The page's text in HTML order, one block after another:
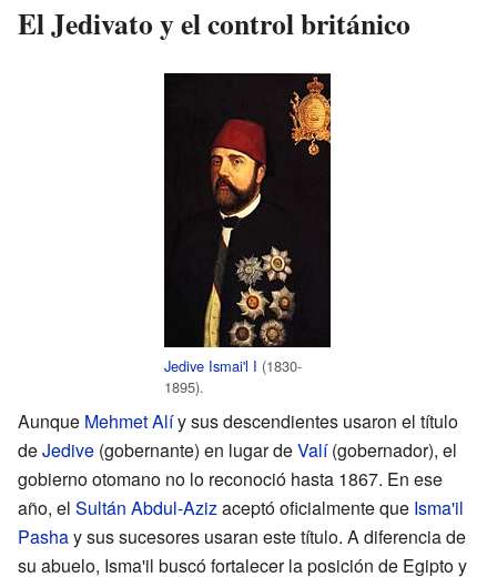
El Jedivato y el control británico
Jedive Ismai'l I (1830-
1895).
Aunque Mehmet Alíy sus descendientes usaron el título
deJedive (gobernante) en lugar deValí(gobernador), el
gobierno otomano no lo reconoció hasta 1867. En ese
año, el Sultán Abdul-Azizaceptó oficialmente que Isma'il
Pashay sus sucesores usaran este título. A diferencia de
su abuelo, Isma'il buscó fortalecer la posición de Egipto y